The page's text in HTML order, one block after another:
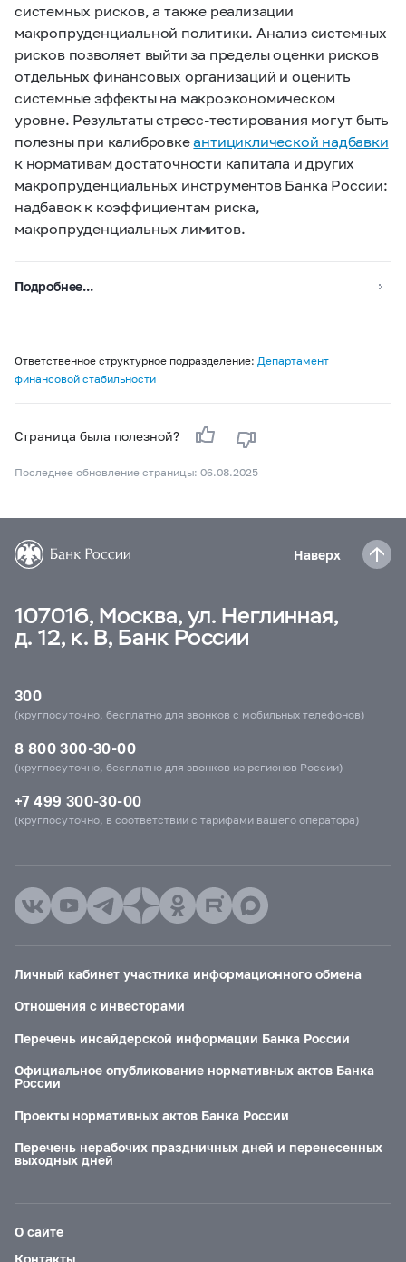
системных рисков, а также реализации
макропруденциальной политики. Анализ системных
рисков позволяет выйти за пределы оценки рисков
отдельных финансовых организаций и оценить
системные эффекты на макроэкономическом
уровне. Результаты стресс-тестирования могут быть
полезны при калибровкеантициклической надбавки
к нормативам достаточности капитала и других
макропруденциальных инструментов Банка России:
надбавок к коэффициентам риска,
макропруденциальных лимитов.
Подробнее...
Ответственное структурное подразделение: Департамент
финансовой стабильности
Страница была полезной?
Последнее обновление страницы: 06.08.2025
Наверх
107016, Москва, ул. Неглинная,
д. 12, к. В, Банк России
300
(круглосуточно, бесплатно для звонков с мобильных телефонов)
8 800 300-30-00
(круглосуточно, бесплатно для звонков из регионов России)
+7 499 300-30-00
(круглосуточно, в соответствии с тарифами вашего оператора)
Личный кабинет участника информационного обмена
Отношения с инвесторами
Перечень инсайдерской информации Банка России
Официальное опубликование нормативных актов Банка
России
Проекты нормативных актов Банка России
Перечень нерабочих праздничных дней и перенесенных
выходных дней
О сайте
Контакты